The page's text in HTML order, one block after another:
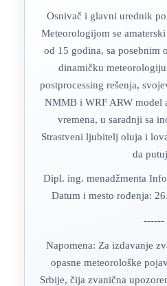
Osnivač i glavni urednik
Meteorologijom se
od 15 godina, sa posebnim
dinamičku
postprocessing rešenja,
NMMB i WRF ARW model
vremena, u saradnji sa
Strastveni ljubitelj oluja i
da
Dipl. ing. menadžmenta
Datum i mesto rođenja:
------
Napomena: Za izdavanje
opasne meteorološke
Srbije, čija zvanična